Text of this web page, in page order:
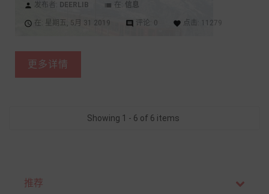
person 发布者: DEERLIB list 在: 信息
access_time 在: 星期五, 5月 31 2019 comment 评论: 0 favorite 点击: 11279
更多详情
Showing 1 - 6 of 6 items
推荐